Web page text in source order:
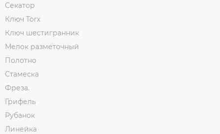
Секатор
Ключ Torx
Ключ шестигранник
Мелок разметочный
Полотно
Стамеска
Фреза.
Грифель
Рубанок
Линейка